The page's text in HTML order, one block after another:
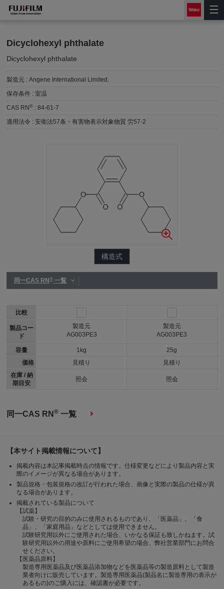
Dicyclohexyl phthalate
Dicyclohexyl phthalate
製造元 :Angene International Limited.
保存条件 :室温
CAS RN® :84-61-7
適用法令 :安衛法57条・有害物表示対象物質 労57-2
構造式
同一CAS RN®一覧
比較
製品コー
ド
容量
価格
在庫 / 納
期目安
製造元
AG003PE3
1kg
見積り
照会
製造元
AG003PE3
25g
見積り
照会
同一CAS RN® 一覧
【本サイト掲載情報について】
掲載内容は本記事掲載時点の情報です。仕様変更などにより製品内容と実
際のイメージが異なる場合があります。
製品規格・包装規格の改訂が行われた場合、画像と実際の製品の仕様が異
なる場合があります。
掲載されている製品について
【試薬】
試験・研究の目的のみに使用されるものであり、「医薬品」、「食
品」、「家庭用品」などとしては使用できません。
試験研究用以外にご使用された場合、いかなる保証も致しかねます。試
験研究用以外の用途や原料にご使用希望の場合、弊社営業部門にお問合
せください。
【医薬品原料】
製造専用医薬品及び医薬品添加物などを医薬品等の製造原料として製造
業者向けに販売しています。製造専用医薬品(製品名に製造専用の表示が
あるもの)のご購入には、確認書が必要です。